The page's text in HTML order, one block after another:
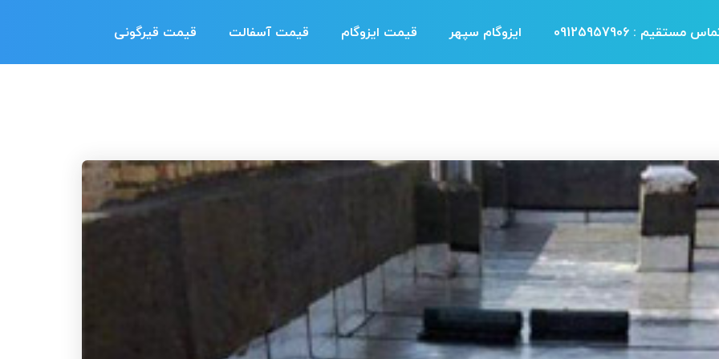
مستقیم : 09125957906 ایزوگام سپهر قیمت ایزوگام قیمت آسفالت قیمت قیرگونی